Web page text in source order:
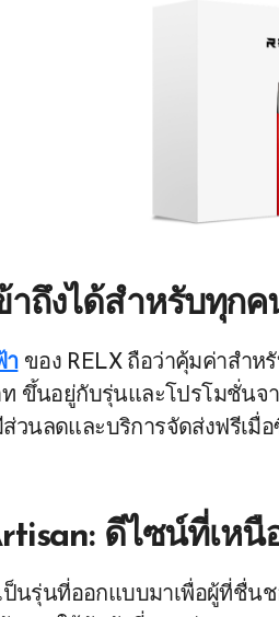
าถึงได้สำหรับทุกค
าของ RELX ถือว่าคุ้มค่าสำห
ท ขึ้นอยู่กับรุ่นและโปรโมชั่น
ส่วนลดและบริการจัดส่งฟรีเมื่
ดีไซน์ที่เหนื
ป็นรุ่นที่ออกแบบมาเพื่อผู้ที่ชื่นช